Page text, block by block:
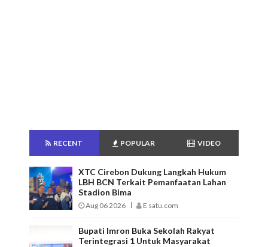
RECENT POPULAR VIDEO
XTC Cirebon Dukung Langkah Hukum
LBH BCN Terkait Pemanfaatan Lahan
Stadion Bima
Aug 06 2026 E satu.com
Bupati Imron Buka Sekolah Rakyat
Terintegrasi 1 Untuk Masyarakat